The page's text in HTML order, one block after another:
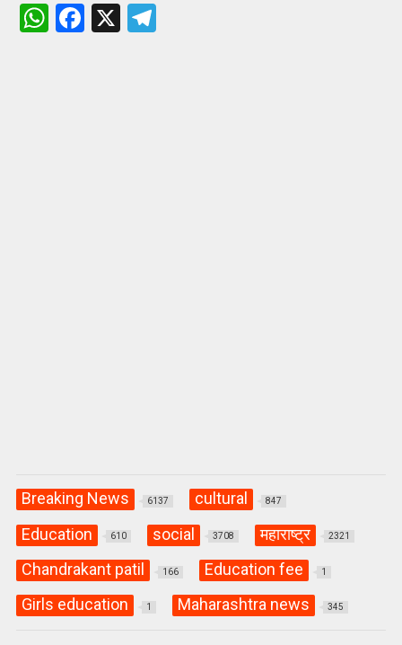
W F X T
Breaking News 6137 cultural 847
Education 610 social 3708 महाराष्ट्र 2321
Chandrakant patil 166 Education fee 1
Girls education 1 Maharashtra news 345